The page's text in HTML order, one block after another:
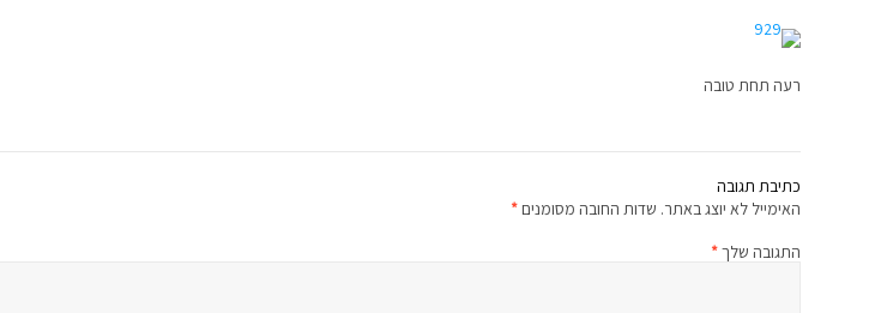
רעה תחת טובה
כתיבת תגובה
האימייל לא יוצג באתר. שדות החובה מסומנים*
התגובה שלך*